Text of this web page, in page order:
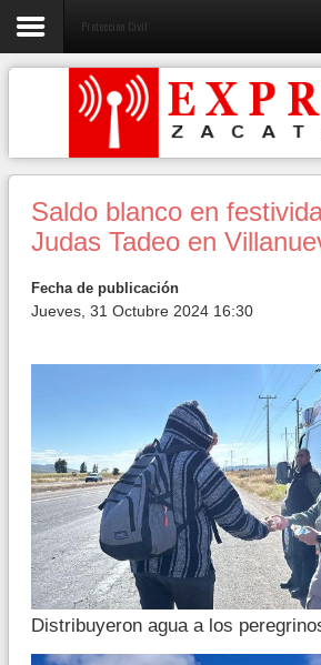
Proteccion Civil
Saldo blanco en
Judas Tadeo en
Fecha de publicación
Jueves, 31 Octubre 2024 16:30
Distribuyeron agua a los